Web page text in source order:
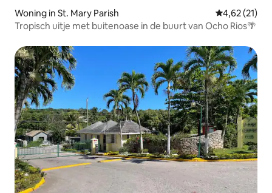
Woning in St. Mary Parish Gemiddelde
4,62 (21)
Tropisch uitje met buitenoase in de buurt van Ocho Rios🌴